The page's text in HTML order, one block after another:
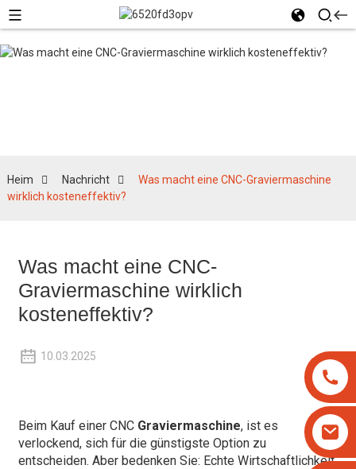
Heim Nachricht
Was macht eine CNC-Graviermaschine
wirklich kosteneffektiv?
Was macht eine CNC-
Graviermaschine wirklich
kosteneffektiv?
10.03.2025
Beim Kauf einer CNC Graviermaschine, ist es
verlockend, sich für die günstigste Option zu
entscheiden. Aber bedenken Sie: Echte Wirtschaftlichkeit